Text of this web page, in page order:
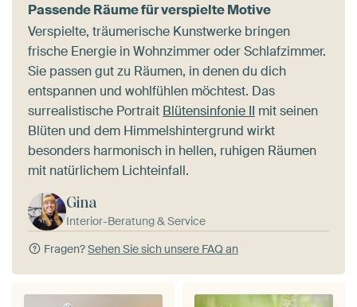
Passende Räume für verspielte Motive
Verspielte, träumerische Kunstwerke bringen
frische Energie in Wohnzimmer oder Schlafzimmer.
Sie passen gut zu Räumen, in denen du dich
entspannen und wohlfühlen möchtest. Das
surrealistische Portrait Blütensinfonie II mit seinen
Blüten und dem Himmelshintergrund wirkt
besonders harmonisch in hellen, ruhigen Räumen
mit natürlichem Lichteinfall.
Gina
Interior-Beratung & Service
Fragen?Sehen Sie sich unsere FAQ an